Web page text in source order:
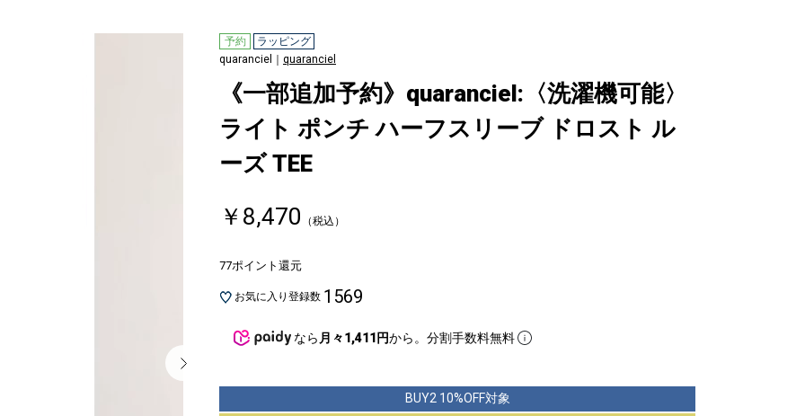
予約
ラッピング
quaranciel｜ quaranciel
《一部追加予約》quaranciel:〈洗濯機可能〉
ライト ポンチ ハーフスリーブ ドロスト ル
ーズ TEE
￥8,470
（税込）
77ポイント還元
お気に入り登録数 1569
なら 月々1,411円から。分割手数料無料
BUY2 10%OFF対象